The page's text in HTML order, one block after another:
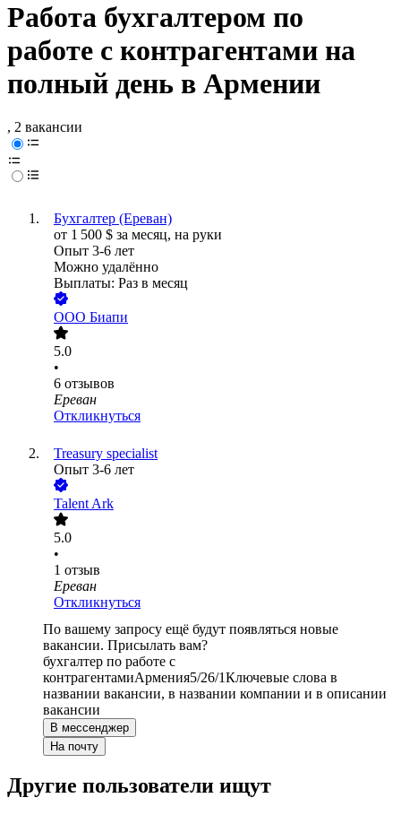
Работа бухгалтером по
работе с контрагентами на
полный день в Армении
, 2 вакансии
Бухгалтер (Ереван)
от 1 500 $ за месяц, на руки
Опыт 3-6 лет
Можно удалённо
Выплаты: Раз в месяц
ООО Биапи
5.0
•
6 отзывов
Ереван
Откликнуться
Treasury specialist
Опыт 3-6 лет
Talent Ark
5.0
•
1 отзыв
Ереван
Откликнуться
По вашему запросу ещё будут появляться новые
вакансии. Присылать вам?
бухгалтер по работе с
контрагентамиАрмения5/26/1Ключевые слова в
названии вакансии, в названии компании и в описании
вакансии
В мессенджер
На почту
Другие пользователи ищут